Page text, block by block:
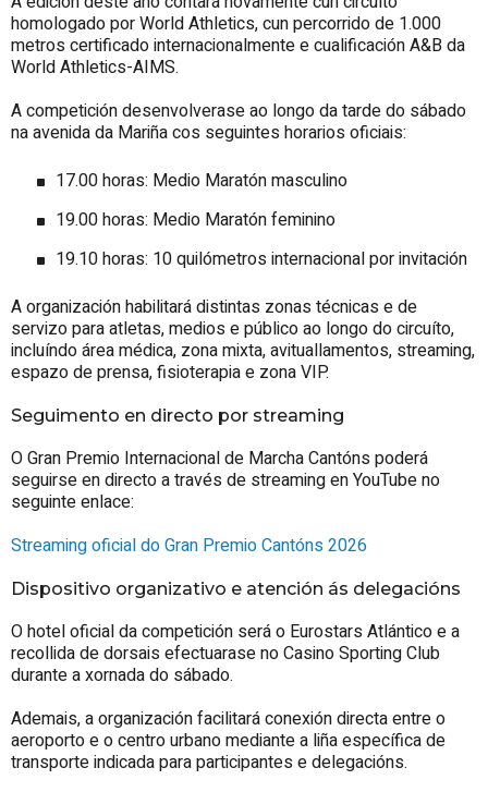
homologado por World Athletics, cun percorrido de 1.000
metros certificado internacionalmente e cualificación A&B da
World Athletics-AIMS.
A competición desenvolverase ao longo da tarde do sábado
na avenida da Mariña cos seguintes horarios oficiais:
17.00 horas: Medio Maratón masculino
19.00 horas: Medio Maratón feminino
19.10 horas: 10 quilómetros internacional por invitación
A organización habilitará distintas zonas técnicas e de
servizo para atletas, medios e público ao longo do circuíto,
incluíndo área médica, zona mixta, avituallamentos, streaming,
espazo de prensa, fisioterapia e zona VIP.
Seguimento en directo por streaming
O Gran Premio Internacional de Marcha Cantóns poderá
seguirse en directo a través de streaming en YouTube no
seguinte enlace:
Streaming oficial do Gran Premio Cantóns 2026
Dispositivo organizativo e atención ás delegacións
O hotel oficial da competición será o Eurostars Atlántico e a
recollida de dorsais efectuarase no Casino Sporting Club
durante a xornada do sábado.
Ademais, a organización facilitará conexión directa entre o
aeroporto e o centro urbano mediante a liña específica de
transporte indicada para participantes e delegacións.